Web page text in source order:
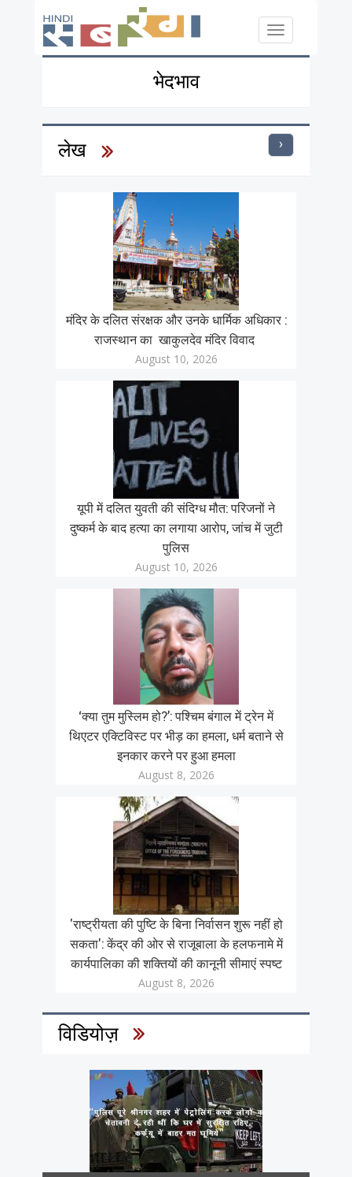
Toggle
navigation
भेदभाव
लेख
मंदिर के दलित संरक्षक और उनके धार्मिक अधिकार :
राजस्थान का खाकुलदेव मंदिर विवाद
August 10, 2026
यूपी में दलित युवती की संदिग्ध मौत: परिजनों ने
दुष्कर्म के बाद हत्या का लगाया आरोप, जांच में जुटी
पुलिस
August 10, 2026
‘क्या तुम मुस्लिम हो?’: पश्चिम बंगाल में ट्रेन में
थिएटर एक्टिविस्ट पर भीड़ का हमला, धर्म बताने से
इनकार करने पर हुआ हमला
August 8, 2026
'राष्ट्रीयता की पुष्टि के बिना निर्वासन शुरू नहीं हो
सकता': केंद्र की ओर से राजूबाला के हलफनामे में
कार्यपालिका की शक्तियों की कानूनी सीमाएं स्पष्ट
August 8, 2026
›
विडियोज़